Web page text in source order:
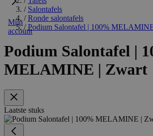
Mijn
account
/ Salontafels
/ Ronde salontafels
/ Podium Salontafel | 100%
Podium Salontafel |
MELAMINE | Zwart
Laatste stuks